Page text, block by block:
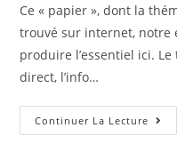
Ce « papier », dont la
trouvé sur internet, notre
produire l’essentiel ici.
direct, l’info…
Continuer La Lecture
Tout